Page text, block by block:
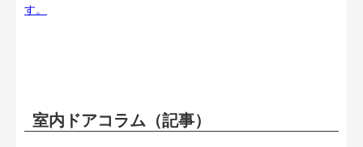
す。
室内ドアコラム（記事）